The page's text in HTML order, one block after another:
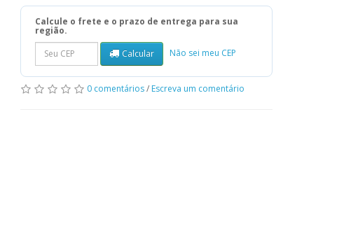
Calcule o frete e o prazo de entrega para sua
região.
Calcular
Não sei meu CEP
0 comentários/ Escreva um comentário